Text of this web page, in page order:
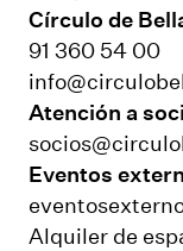
Círculo de
91 360 54 00
Atención a
Eventos
Alquiler de